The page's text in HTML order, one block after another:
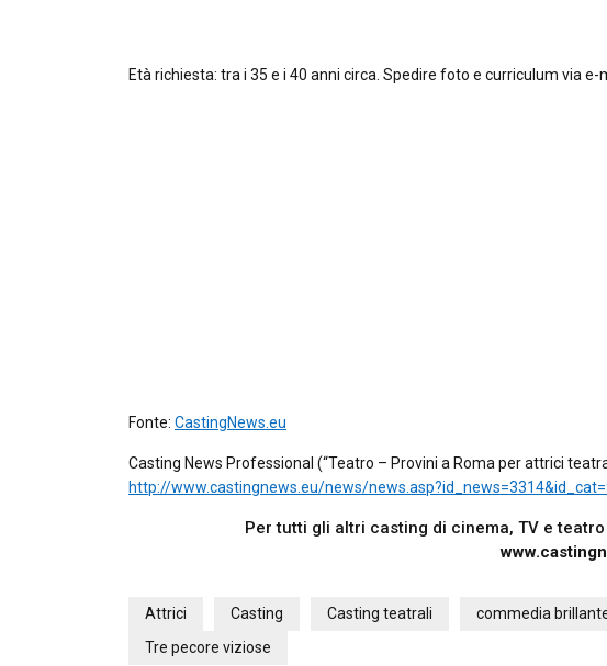
Età richiesta: tra i 35 e i 40 anni circa. Spedire foto e curriculum via e-
Fonte: CastingNews.eu
Casting News Professional (“Teatro – Provini a Roma per attrici
http://www.castingnews.eu/news/
Per tutti gli altri casting di cinema, TV e
Attrici Casting Casting teatrali commedia
Tre pecore viziose